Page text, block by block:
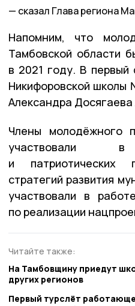
сказал Глава региона
Напомним, что
Тамбовской области
в 2021 году. В первый
Никифоровской школы
Александра
Члены молодёжного
участвовали в
и патриотических
стратегий развития
участвовали в
по реализации
Читайте также:
На Тамбовщину приедут
других регионов
Первый турслёт